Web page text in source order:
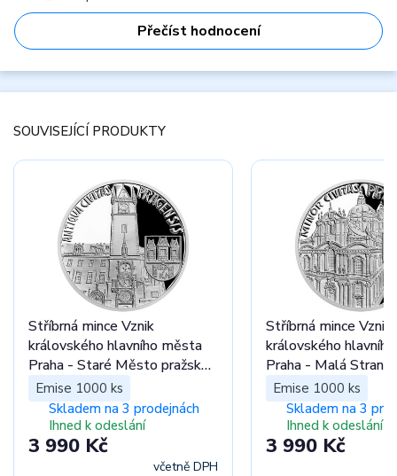
Přečíst hodnocení
SOUVISEJÍCÍ PRODUKTY
Stříbrná mince Vznik
královského hlavního města
Praha - Staré Město pražské
proof
Emise 1000 ks
Skladem na 3 prodejnách
Ihned k odeslání
3 990 Kč
včetně DPH
Stříbrná mince Vznik
královského
Emise 1000 ks
Skladem na 3
Ihned k odeslání
3 990 Kč